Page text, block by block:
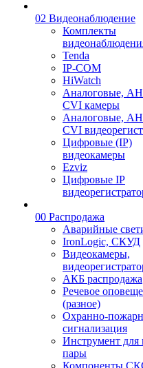
02 Видеонаблюдение
Комплекты
Tenda
IP-COM
HiWatch
Аналоговые,
CVI камеры
Аналоговые,
CVI
Цифровые (IP)
видеокамеры
Ezviz
Цифровые IP
00 Распродажа
Аварийные
IronLogic, СКУД
Видеокамеры,
АКБ распродажа
Речевое
(разное)
Охранно-
сигнализация
Инструмент для
пары
Компоненты